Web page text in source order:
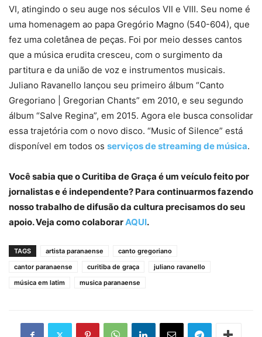
VI, atingindo o seu auge nos séculos VII e VIII. Seu nome é
uma homenagem ao papa Gregório Magno (540-604), que
fez uma coletânea de peças. Foi por meio desses cantos
que a música erudita cresceu, com o surgimento da
partitura e da união de voz e instrumentos musicais.
Juliano Ravanello lançou seu primeiro álbum “Canto
Gregoriano | Gregorian Chants” em 2010, e seu segundo
álbum “Salve Regina”, em 2015. Agora ele busca consolidar
essa trajetória com o novo disco. “Music of Silence” está
disponível em todos os serviços de streaming de música.
Você sabia que o Curitiba de Graça é um veículo feito por
jornalistas e é independente? Para continuarmos fazendo
nosso trabalho de difusão da cultura precisamos do seu
apoio. Veja como colaborarAQUI.
TAGS artista paranaense
canto gregoriano
cantor paranaense
curitiba de graça
juliano ravanello
música em latim
musica paranaense